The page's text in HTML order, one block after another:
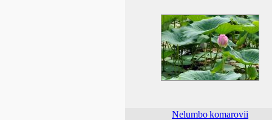
Nelumbokomarovii